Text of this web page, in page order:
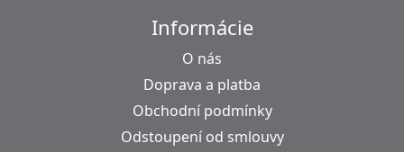
Informácie
O nás
Doprava a platba
Obchodní podmínky
Odstoupení od smlouvy